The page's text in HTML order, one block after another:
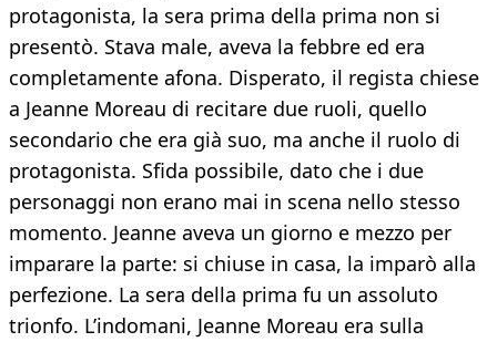
protagonista, la sera prima della prima non si
presentò. Stava male, aveva la febbre ed era
completamente afona. Disperato, il regista chiese
a Jeanne Moreau di recitare due ruoli, quello
secondario che era già suo, ma anche il ruolo di
protagonista. Sfida possibile, dato che i due
personaggi non erano mai in scena nello stesso
momento. Jeanne aveva un giorno e mezzo per
imparare la parte: si chiuse in casa, la imparò alla
perfezione. La sera della prima fu un assoluto
trionfo. L’indomani, Jeanne Moreau era sulla